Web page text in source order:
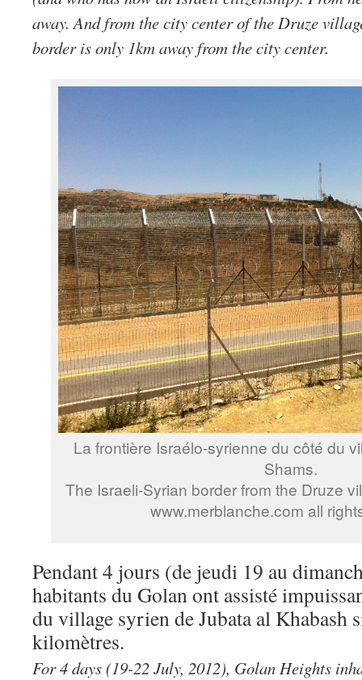
away. And from the city center of the Druze
border is only 1km away from the city center.
La frontière Israélo-syrienne du côté du
Shams.
The Israeli-Syrian border from the Druze
www.merblanche.com all
Pendant 4 jours (de jeudi 19 au
habitants du Golan ont assisté
du village syrien de Jubata al Khabash
kilomètres.
For 4 days (19-22 July, 2012), Golan Heights